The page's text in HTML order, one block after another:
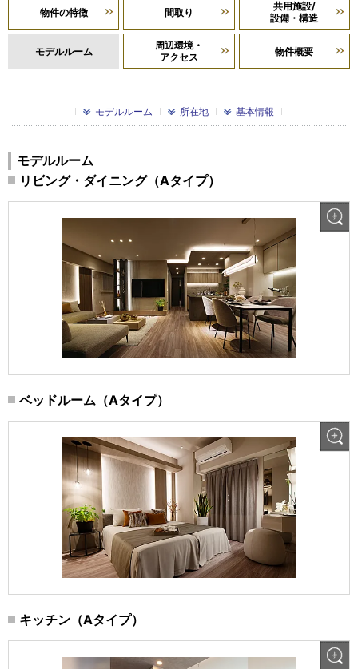
物件の特徴 間取り
共用施設/
設備・構造
モデルルーム
周辺環境・
アクセス
物件概要
モデルルーム 所在地 基本情報
モデルルーム
リビング・ダイニング（Aタイプ）
ベッドルーム（Aタイプ）
キッチン（Aタイプ）